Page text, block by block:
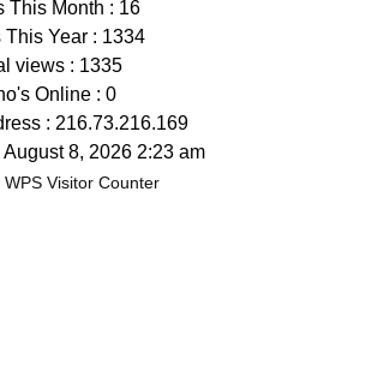
This Month : 16
Year : 1334
views : 1335
Online : 0
: 216.73.216.169
August 8, 2026 2:23 am
WPS Visitor Counter